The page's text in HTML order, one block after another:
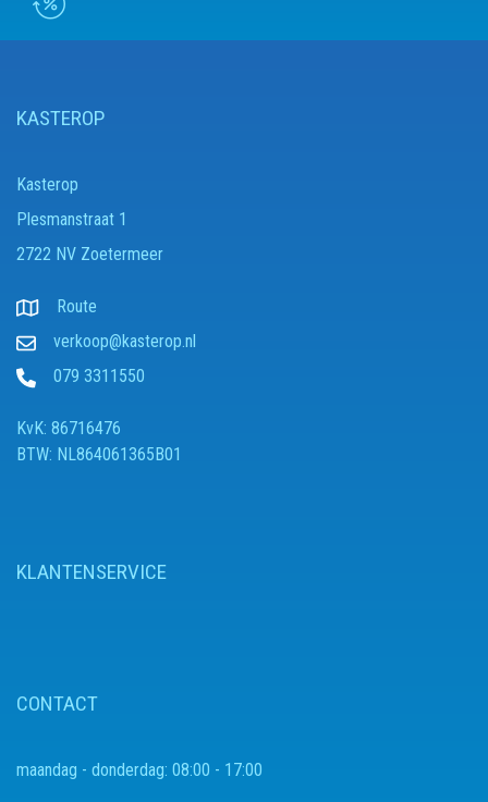
KASTEROP
Kasterop
Plesmanstraat 1
2722 NV Zoetermeer
Route
verkoop@kasterop.nl
079 3311550
KvK: 86716476
BTW: NL864061365B01
KLANTENSERVICE
CONTACT
maandag - donderdag: 08:00 - 17:00